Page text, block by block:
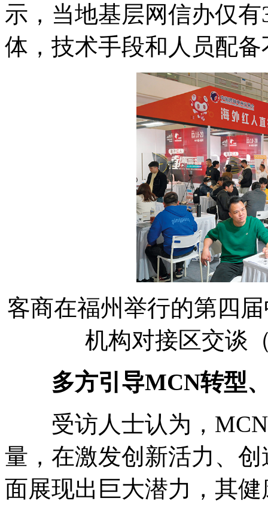
示，当地基层网信办仅
体，技术手段和人员配
客商在福州举行的第四
机构对接区交谈
多方引导MCN转型、
受访人士认为，MCN
量，在激发创新活力、
面展现出巨大潜力，其